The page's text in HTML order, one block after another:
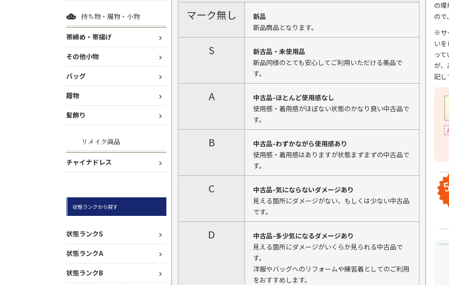
持ち物・履物・小物
帯締め・帯揚げ
その他小物
バッグ
履物
髪飾り
リメイク商品
チャイナドレス
状態ランクから探す
状態ランクS
状態ランクA
状態ランクB
マーク無し
新品
新品商品となります。
S
新古品・未使用品
新品同様のとても安心してご利用いただける美品で
す。
A
中古品-ほとんど使用感なし
使用感・着用感がほぼない状態のかなり良い中古品で
す。
B
中古品-わずかながら使用感あり
使用感・着用感はありますが状態まずまずの中古品で
す。
C
中古品-気にならないダメージあり
見える箇所にダメージがない、もしくは少ない中古品
です。
D
中古品-多少気になるダメージあり
見える箇所にダメージがいくらか見られる中古品で
す。
洋服やバッグへのリフォームや練習着としてのご利用
をおすすめします。
の
の
※サ
い
っ
が
記し